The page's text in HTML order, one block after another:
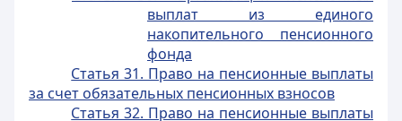
выплат из единого
накопительного пенсионного
фонда
Статья 31. Право на пенсионные выплаты
за счет обязательных пенсионных взносов
Статья 32. Право на пенсионные выплаты